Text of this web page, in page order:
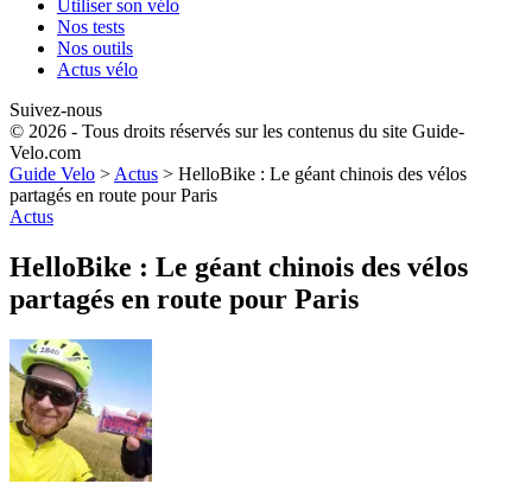
Utiliser son vélo
Nos tests
Nos outils
Actus vélo
Suivez-nous
© 2026 - Tous droits réservés sur les contenus du site Guide-
Velo.com
Guide Velo > Actus > HelloBike : Le géant chinois des vélos
partagés en route pour Paris
Actus
HelloBike : Le géant chinois des vélos
partagés en route pour Paris